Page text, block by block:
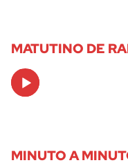
MATUTINO DE
Audio
Player
MINUTO A